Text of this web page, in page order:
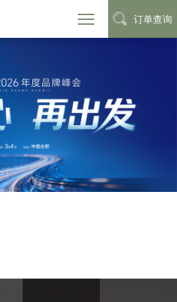
订单查询